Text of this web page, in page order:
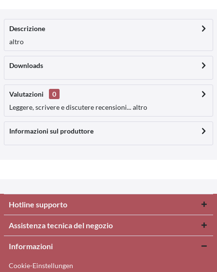
Descrizione
altro
Downloads
Valutazioni
0
Leggere, scrivere e discutere recensioni...altro
Informazioni sul produttore
Hotline supporto
Assistenza tecnica del negozio
Informazioni
Cookie-Einstellungen